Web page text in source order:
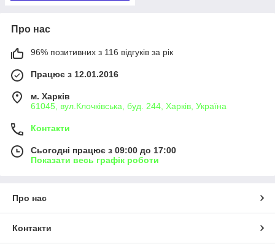
Про нас
96% позитивних з 116 відгуків за рік
Працює з 12.01.2016
м. Харків
61045, вул.Клочківська, буд. 244, Харків, Україна
Контакти
Сьогодні працює з 09:00 до 17:00
Показати весь графік роботи
Про нас
Контакти